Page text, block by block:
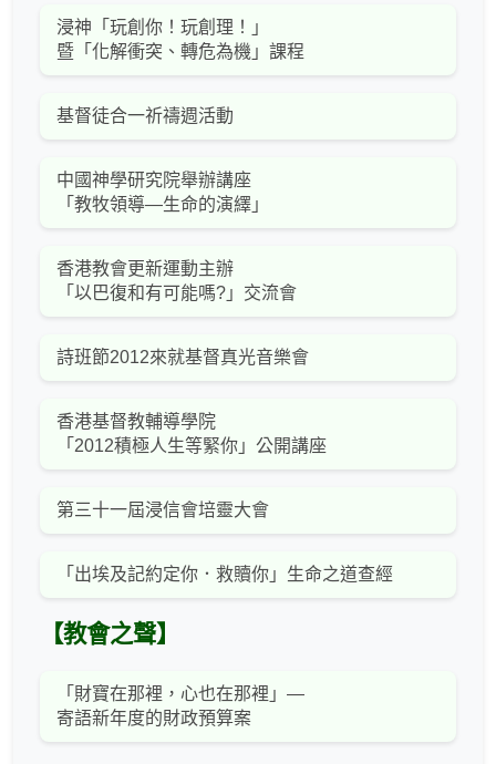
浸神「玩創你！玩創理！」
暨「化解衝突、轉危為機」課程
基督徒合一祈禱週活動
中國神學研究院舉辦講座
「教牧領導—生命的演繹」
香港教會更新運動主辦
「以巴復和有可能嗎?」交流會
詩班節2012來就基督真光音樂會
香港基督教輔導學院
「2012積極人生等緊你」公開講座
第三十一屆浸信會培靈大會
「出埃及記約定你．救贖你」生命之道查經
【教會之聲】
「財寶在那裡，心也在那裡」—
寄語新年度的財政預算案